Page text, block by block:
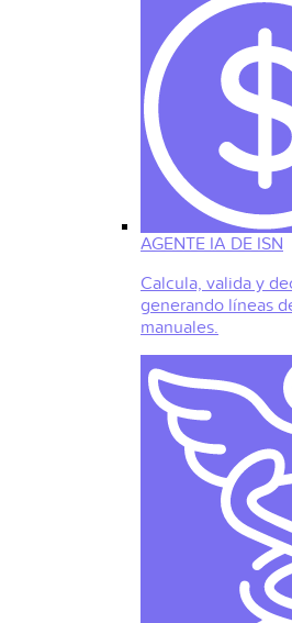
AGENTE IA DE ISN
Calcula, valida y
generando líneas
manuales.